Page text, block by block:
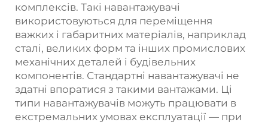
комплексів. Такі навантажувачі
використовуються для переміщення
важких і габаритних матеріалів, наприклад
сталі, великих форм та інших промислових
механічних деталей і будівельних
компонентів. Стандартні навантажувачі не
здатні впоратися з такими вантажами. Ці
типи навантажувачів можуть працювати в
екстремальних умовах експлуатації — при